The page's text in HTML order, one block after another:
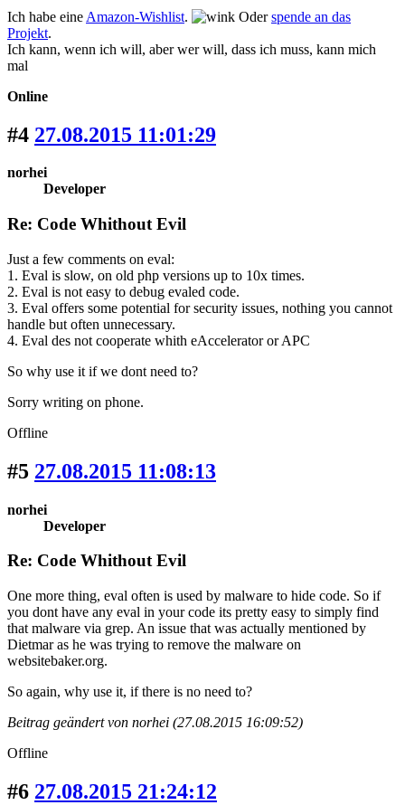
Ich habe eine Amazon-Wishlist. Oderspende an das
Projekt.
Ich kann, wenn ich will, aber wer will, dass ich muss, kann mich
mal
Online
#4 27.08.2015 11:01:29
norhei
Developer
Re: Code Whithout Evil
Just a few comments on eval:
1. Eval is slow, on old php versions up to 10x times.
2. Eval is not easy to debug evaled code.
3. Eval offers some potential for security issues, nothing you cannot
handle but often unnecessary.
4. Eval des not cooperate whith eAccelerator or APC
So why use it if we dont need to?
Sorry writing on phone.
Offline
#5 27.08.2015 11:08:13
norhei
Developer
Re: Code Whithout Evil
One more thing, eval often is used by malware to hide code. So if
you dont have any eval in your code its pretty easy to simply find
that malware via grep. An issue that was actually mentioned by
Dietmar as he was trying to remove the malware on
websitebaker.org.
So again, why use it, if there is no need to?
Beitrag geändert von norhei (27.08.2015 16:09:52)
Offline
#6 27.08.2015 21:24:12